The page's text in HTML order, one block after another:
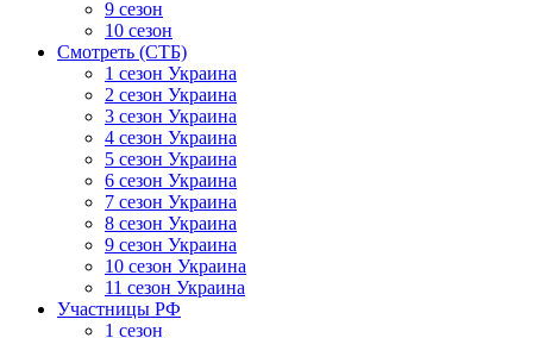
9 сезон
10 сезон
Смотреть (СТБ)
1 сезон Украина
2 сезон Украина
3 сезон Украина
4 сезон Украина
5 сезон Украина
6 сезон Украина
7 сезон Украина
8 сезон Украина
9 сезон Украина
10 сезон Украина
11 сезон Украина
Участницы РФ
1 сезон